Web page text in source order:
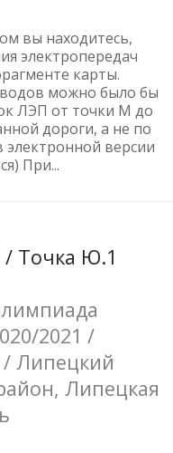
вы находитесь,
электропередач
карты.
можно было бы
ЛЭП от точки M до
дороги, а не по
электронной версии
При...
/ Точка Ю.1
2021 /
Липецкий
Липецкая